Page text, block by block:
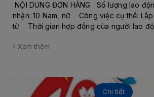
NỘI DUNG ĐƠN HÀNG Số lượng lao
nhận: 10 Nam, nữ Công việc cụ thể:
tử Thời gian hợp đồng của người lao
Xem thêm
Chi tiết